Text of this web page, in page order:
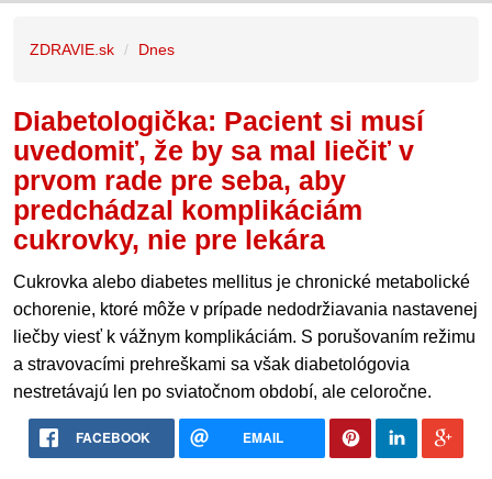
ZDRAVIE.sk Dnes
Diabetologička: Pacient si musí
uvedomiť, že by sa mal liečiť v
prvom rade pre seba, aby
predchádzal komplikáciám
cukrovky, nie pre lekára
Cukrovka alebo diabetes mellitus je chronické metabolické
ochorenie, ktoré môže v prípade nedodržiavania nastavenej
liečby viesť k vážnym komplikáciám. S porušovaním režimu
a stravovacími prehreškami sa však diabetológovia
nestretávajú len po sviatočnom období, ale celoročne.
FACEBOOK EMAIL